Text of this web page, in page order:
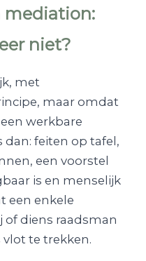
mediation:
niet?
met
maar omdat
werkbare
dan: feiten op tafel,
een voorstel
is en menselijk
een enkele
diens raadsman
te trekken.